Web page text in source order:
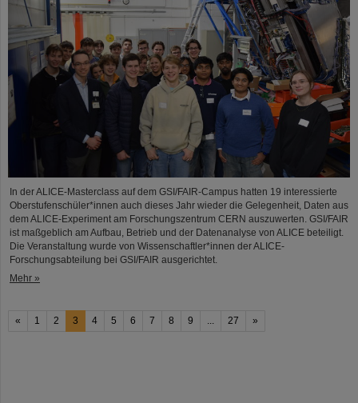
In der ALICE-Masterclass auf dem GSI/FAIR-Campus hatten 19 interessierte
Oberstufenschüler*innen auch dieses Jahr wieder die Gelegenheit, Daten aus
dem ALICE-Experiment am Forschungszentrum CERN auszuwerten. GSI/FAIR
ist maßgeblich am Aufbau, Betrieb und der Datenanalyse von ALICE beteiligt.
Die Veranstaltung wurde von Wissenschaftler*innen der ALICE-
Forschungsabteilung bei GSI/FAIR ausgerichtet.
Mehr »
« 1 2 3 4 5 6 7 8 9 27 »